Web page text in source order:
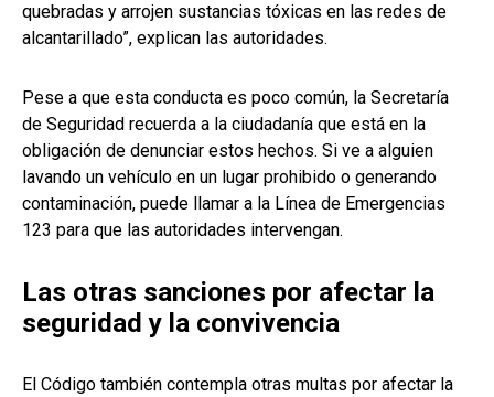
quebradas y arrojen sustancias tóxicas en las redes de
alcantarillado”, explican las autoridades.
Pese a que esta conducta es poco común, la Secretaría
de Seguridad recuerda a la ciudadanía que está en la
obligación de denunciar estos hechos. Si ve a alguien
lavando un vehículo en un lugar prohibido o generando
contaminación, puede llamar a la Línea de Emergencias
123 para que las autoridades intervengan.
Las otras sanciones por afectar la
seguridad y la convivencia
El Código también contempla otras multas por afectar la